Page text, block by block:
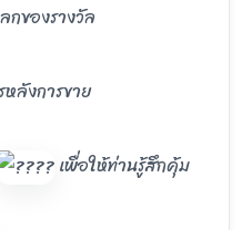
กของรางวัล
ลังการขาย
เพื่อให้ท่านรู้สึกคุ้ม